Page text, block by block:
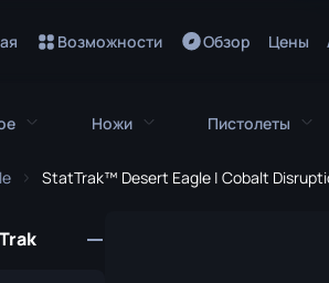
Возможности Обзор Цены
Ножи Пистолеты
StatTrak™ Desert Eagle | Cobalt